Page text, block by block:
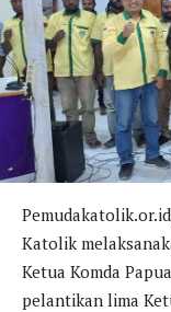
Katolik
Ketua Komda
pelantikan lima